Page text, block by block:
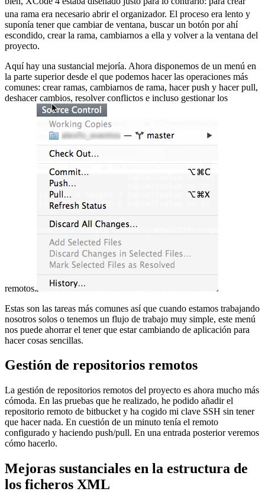
una rama era necesario abrir el organizador. El proceso era lento y
suponía tener que cambiar de ventana, buscar un botón por ahí
escondido, crear la rama, cambiarnos a ella y volver a la ventana del
proyecto.
Aquí hay una sustancial mejoría. Ahora disponemos de un menú en
la parte superior desde el que podemos hacer las operaciones más
comunes: crear ramas, cambiarnos de rama, hacer push y hacer pull,
deshacer cambios, resolver conflictos e incluso gestionar los
remotos.
Estas son las tareas más comunes así que cuando estamos trabajando
nosotros solos o tenemos un flujo de trabajo muy simple, este menú
nos puede ahorrar el tener que estar cambiando de aplicación para
hacer cosas sencillas.
Gestión de repositorios remotos
La gestión de repositorios remotos del proyecto es ahora mucho más
cómoda. En las pruebas que he realizado, he podido añadir el
repositorio remoto de bitbucket y ha cogido mi clave SSH sin tener
que hacer nada. En cuestión de un minuto tenía el remoto
configurado y haciendo push/pull. En una entrada posterior veremos
cómo hacerlo.
Mejoras sustanciales en la estructura de
los ficheros XML